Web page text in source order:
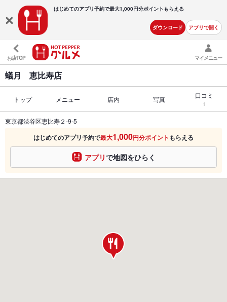
はじめてのアプリ予約で最大1,000円分ポイントもらえる
ダウンロード アプリで開く
お店TOP マイメニュー
蟻月 恵比寿店
トップ メニュー 店内 写真 口コミ
1
東京都渋谷区恵比寿２-9-5
はじめてのアプリ予約で最大1,000円分ポイント もらえる
アプリで地図をひらく